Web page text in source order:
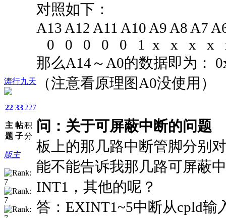
涛行九天
22
主
题
33
帖
子
227
积
分
版主
对照如下：
A13 A12 A11 A10 A9 A8 A7
0 0 0 0 0 1 x x x x
那么A14～A0的数据即为：
（注意看原理图A0没使用）
问：关于可屏蔽中断的问题
板上的那几路中断管脚分别
能不能告诉我那几路可屏蔽
INT1，其他的呢？
答：EXINT1~5中断从cpld输